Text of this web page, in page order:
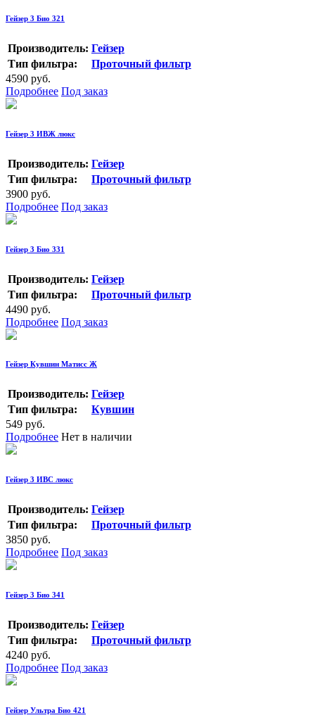
Гейзер 3 Био 321
Производитель: Гейзер
Тип фильтра:
Проточный фильтр
4590 руб.
Подробнее Под заказ
Гейзер 3 ИВЖ люкс
Производитель: Гейзер
Тип фильтра:
Проточный фильтр
3900 руб.
Подробнее Под заказ
Гейзер 3 Био 331
Производитель: Гейзер
Тип фильтра:
Проточный фильтр
4490 руб.
Подробнее Под заказ
Гейзер Кувшин Матисс Ж
Производитель: Гейзер
Тип фильтра:
Кувшин
549 руб.
Подробнее Нет в наличии
Гейзер 3 ИВС люкс
Производитель: Гейзер
Тип фильтра:
Проточный фильтр
3850 руб.
Подробнее Под заказ
Гейзер 3 Био 341
Производитель: Гейзер
Тип фильтра:
Проточный фильтр
4240 руб.
Подробнее Под заказ
Гейзер Ультра Био 421